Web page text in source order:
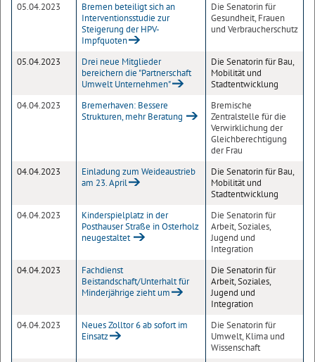
05.04.2023
Bremen beteiligt sich an
Interventionsstudie zur
Steigerung der HPV-
Impfquoten
Die Senatorin für
Gesundheit, Frauen
und Verbraucherschutz
05.04.2023
Drei neue Mitglieder
bereichern die "Partnerschaft
Umwelt Unternehmen"
Die Senatorin für Bau,
Mobilität und
Stadtentwicklung
04.04.2023
Bremerhaven: Bessere
Strukturen, mehr Beratung
Bremische
Zentralstelle für die
Verwirklichung der
Gleichberechtigung
der Frau
04.04.2023
Einladung zum Weideaustrieb
am 23. April
Die Senatorin für Bau,
Mobilität und
Stadtentwicklung
04.04.2023
Kinderspielplatz in der
Posthauser Straße in Osterholz
neugestaltet
Die Senatorin für
Arbeit, Soziales,
Jugend und
Integration
04.04.2023
Fachdienst
Beistandschaft/Unterhalt für
Minderjährige zieht um
Die Senatorin für
Arbeit, Soziales,
Jugend und
Integration
04.04.2023
Neues Zolltor 6 ab sofort im
Einsatz
Die Senatorin für
Umwelt, Klima und
Wissenschaft